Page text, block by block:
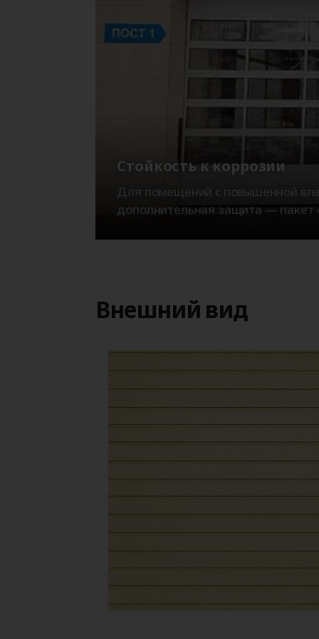
Стойкость к коррозии
Для помещений с повышенной
дополнительная защита — пакет
Внешний вид